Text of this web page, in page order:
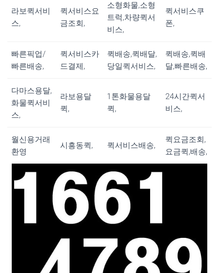
라보퀵서비
스,
퀵서비스요
금조회,
소형화물,소형
트럭,차량퀵서
비스,
퀵서비스쿠
폰,
빠른픽업/
빠른배송,
퀵서비스카
드결제,
퀵배송,퀵배달,
당일퀵서비스,
퀵배송,퀵배
달,빠른배송,
다마스용달,
화물퀵서비
스,
라보용달
퀵,
1톤화물용달
퀵,
24시간퀵서
비스,
월신용거래
환영
시흥동퀵, 퀵서비스배송,
퀵요금조회,
요금퀵,배송,